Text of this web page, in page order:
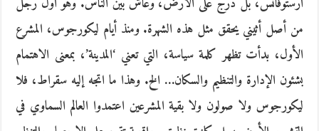
من أصل أثيني يحقق مثل هذه الشهرة. ومنذ أيام ليكورجوس، المشرع
الأول، بدأت تظهر كلمة سياسة، التي تعني ‘المدينة’، بمعنى الاهتمام
بشئون الإدارة والتنظيم والسكان… الخ. وهذا ما اتجه إليه سقراط، فلا
ليكورجوس ولا صولون ولا بقية المشرعين اعتمدوا العالم السماوي في